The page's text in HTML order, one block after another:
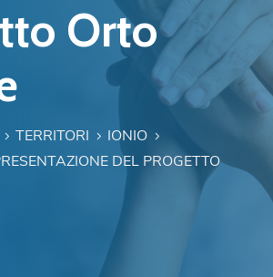
Orto
TERRITORI
IONIO
DEL PROGETTO